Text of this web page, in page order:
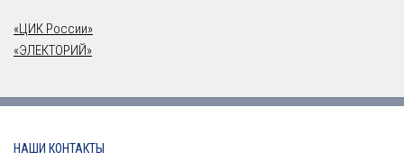
«ЦИК России»
«ЭЛЕКТОРИЙ»
НАШИ КОНТАКТЫ